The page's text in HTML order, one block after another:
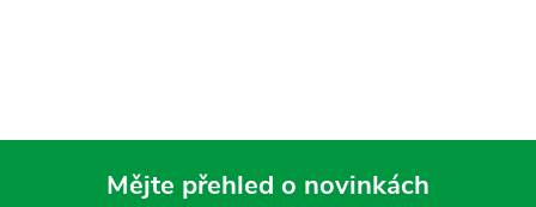
Mějte přehled o novinkách